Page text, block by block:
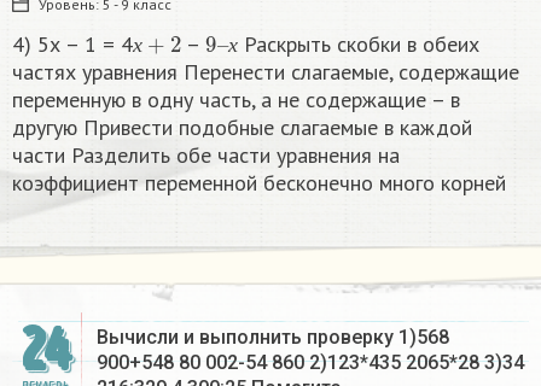
Уровень: 5 - 9 класс
4) 5х – 1 = 4х – х
9
х
Раскрыть скобки в обеих
частях уравнения Перенести слагаемые, содержащие
переменную в одну часть, а не содержащие – в
другую Привести подобные слагаемые в каждой
части Разделить обе части уравнения на
коэффициент переменной бесконечно много корней​
24
Вычисли и выполнить проверку 1)568
900+548 80 002-54 860 2)123*435 2065*28 3)34